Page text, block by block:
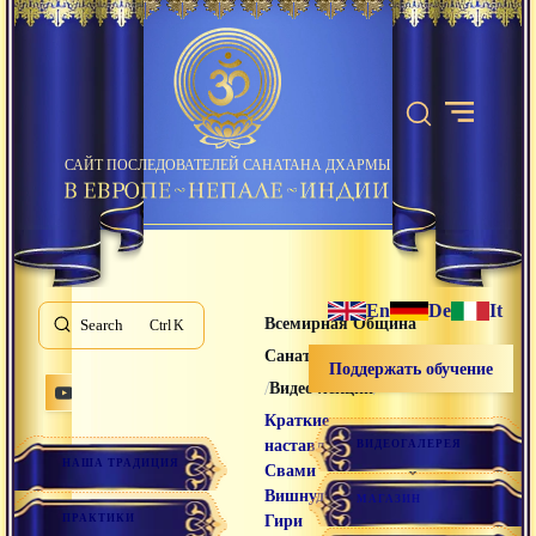
САЙТ ПОСЛЕДОВАТЕЛЕЙ САНАТАНА ДХАРМЫ
Search K
НАША ТРАДИЦИЯ
ПРАКТИКИ
Всемирная Община
Санатана Дхармы
/Видео лекции/
Краткие
наставления
Свами
Вишнудевананда
Гири
En De It
Поддержать обучение
ВИДЕОГАЛЕРЕЯ
МАГАЗИН